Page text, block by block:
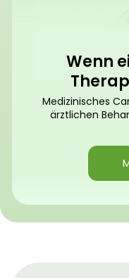
Wenn
Medizinisches
ärztlichen